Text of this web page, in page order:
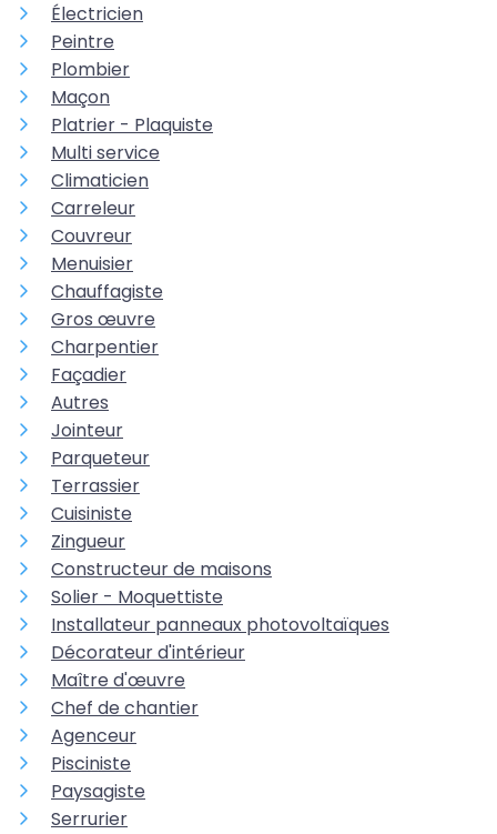
Électricien
Peintre
Plombier
Maçon
Platrier - Plaquiste
Multi service
Climaticien
Carreleur
Couvreur
Menuisier
Chauffagiste
Gros œuvre
Charpentier
Façadier
Autres
Jointeur
Parqueteur
Terrassier
Cuisiniste
Zingueur
Constructeur de maisons
Solier - Moquettiste
Installateur panneaux photovoltaïques
Décorateur d'intérieur
Maître d'œuvre
Chef de chantier
Agenceur
Pisciniste
Paysagiste
Serrurier